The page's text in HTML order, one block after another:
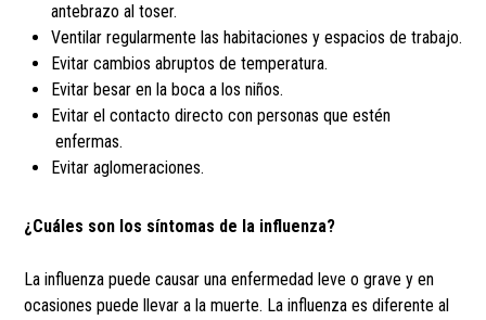
antebrazo al toser.
Ventilar regularmente las habitaciones y espacios de trabajo.
Evitar cambios abruptos de temperatura.
Evitar besar en la boca a los niños.
Evitar el contacto directo con personas que estén
enfermas.
Evitar aglomeraciones.
¿Cuáles son los síntomas de la influenza?
La influenza puede causar una enfermedad leve o grave y en
ocasiones puede llevar a la muerte. La influenza es diferente al